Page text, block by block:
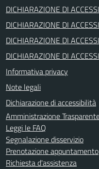
DICHIARAZIONE DI
DICHIARAZIONE DI
DICHIARAZIONE DI
DICHIARAZIONE DI
Informativa privacy
Note legali
Dichiarazione di accessibilità
Amministrazione
Leggi le FAQ
Segnalazione disservizio
Prenotazione appuntamento
Richiesta d'assistenza